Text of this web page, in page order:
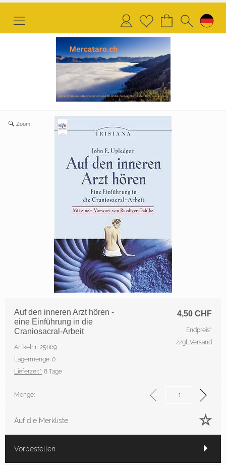
AnmeldenMerkliste
Zoom
4,50 CHF
Auf den inneren Arzt hören -
eine Einführung in die
Craniosacral-Arbeit
Artikelnr.: 25669
Lagermenge: 0
Lieferzeit*: 8 Tage
Endpreis*
zzgl. Versand
Menge:
Auf die Merkliste
Vorbestellen